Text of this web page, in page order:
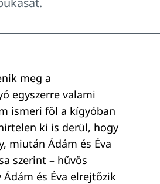
meg a
egyszerre valami
ismeri föl a kígyóban
ki is derül, hogy
miután Ádám és Éva
szerint – hűvös
és Éva elrejtőzik